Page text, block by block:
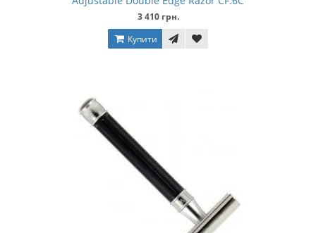
3 410 грн.
Купити